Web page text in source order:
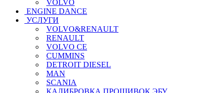
VOLVO
ENGINE DANCE
УСЛУГИ
VOLVO&RENAULT
RENAULT
VOLVO CE
CUMMINS
DETROIT DIESEL
MAN
SCANIA